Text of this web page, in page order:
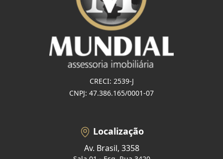
CRECI: 2539-J
CNPJ: 47.386.165/0001-07
Localização
Av. Brasil, 3358